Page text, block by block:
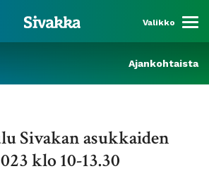
Valikko
Ajankohtaista
Sivakan asukkaiden
klo 10-13.30